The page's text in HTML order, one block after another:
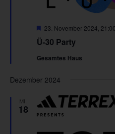
Ü-30 Party
Hervorgehoben
23. November 2024,
Gesamtes Haus
Dezember 2024
MI.
18